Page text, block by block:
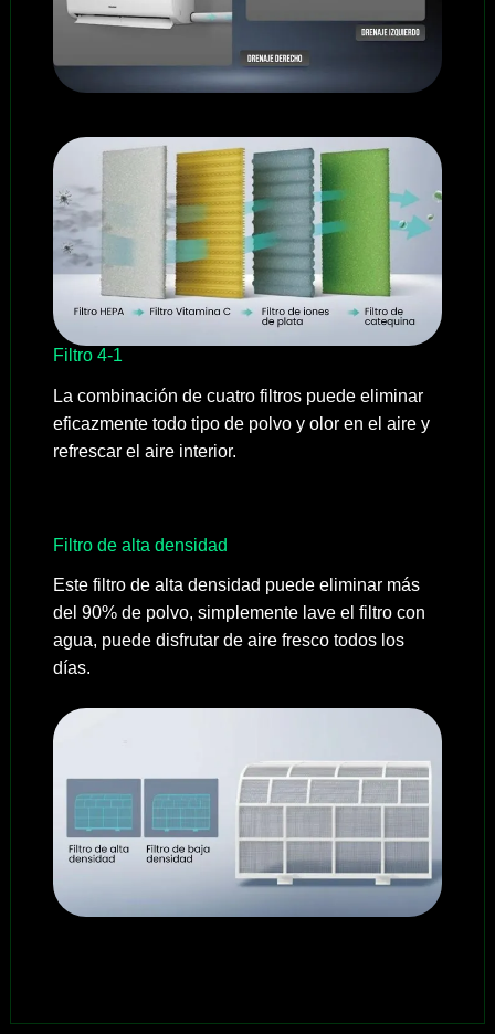
Filtro 4-1
La combinación de cuatro filtros puede eliminar
eficazmente todo tipo de polvo y olor en el aire y
refrescar el aire interior.
Filtro de alta densidad
Este filtro de alta densidad puede eliminar más
del 90% de polvo, simplemente lave el filtro con
agua, puede disfrutar de aire fresco todos los
días.